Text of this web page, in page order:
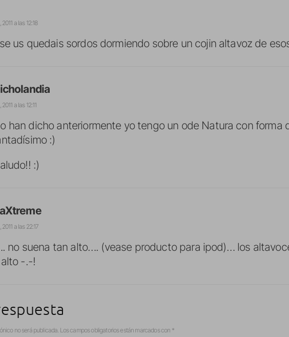
a las 12:18
us quedais sordos dormiendo sobre un cojin altavoz de
a las 12:11
han dicho anteriormente yo tengo un ode Natura con forma
:)
:)
2011 a las 22:17
no suena tan alto…. (vease producto para ipod)… los
-.-!
no será publicada. Los campos obligatorios están marcados con *